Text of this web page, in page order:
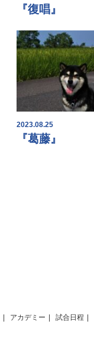
『復唱』
2023.08.25
『葛藤』
アカデミー 試合日程